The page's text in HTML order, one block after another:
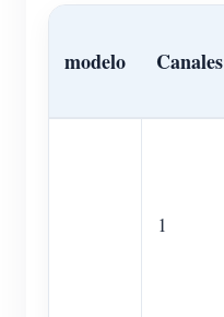
modelo Canales
1